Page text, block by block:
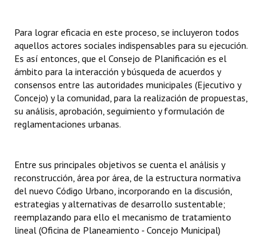
DOCUMENTOS
Informes de Gestión
Proyectos Presentados
Dictámenes Asesoría Letrada
Informes de Unidad Coordinadora
Ejecución Presupuestaria
Actas de Audiencias Públicas
Para lograr eficacia en este proceso, se incluyeron todos
aquellos actores sociales indispensables para su ejecución.
Es así entonces, que el Consejo de Planificación es el
ámbito para la interacción y búsqueda de acuerdos y
consensos entre las autoridades municipales (Ejecutivo y
Concejo) y la comunidad, para la realización de propuestas,
su análisis, aprobación, seguimiento y formulación de
reglamentaciones urbanas.
Entre sus principales objetivos se cuenta el análisis y
reconstrucción, área por área, de la estructura normativa
del nuevo Código Urbano, incorporando en la discusión,
estrategias y alternativas de desarrollo sustentable;
reemplazando para ello el mecanismo de tratamiento
lineal (Oficina de Planeamiento - Concejo Municipal)